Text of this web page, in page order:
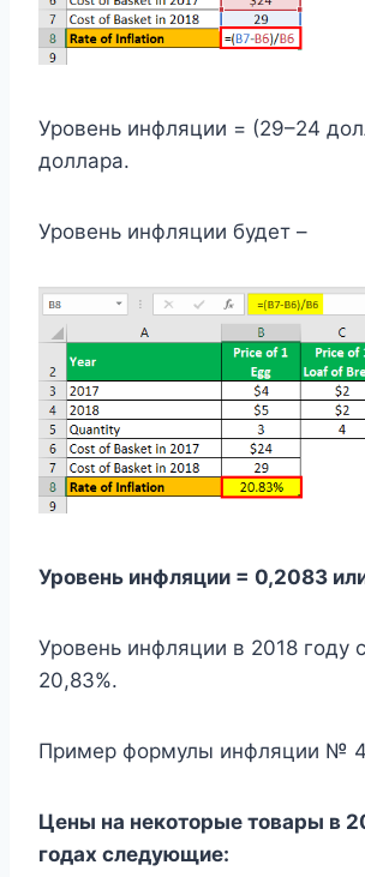
Уровень инфляции = (29–24
доллара.
Уровень инфляции будет –
Уровень инфляции = 0,2083
Уровень инфляции в 2018 году
20,83%.
Пример формулы инфляции № 4
Цены на некоторые товары в
годах следующие: